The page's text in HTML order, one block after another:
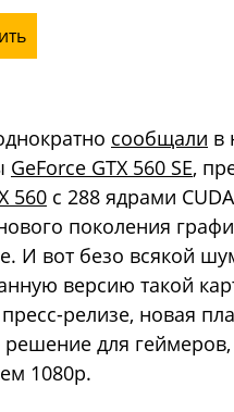
сообщали в
GeForce GTX 560 SE,
560 с 288 ядрами
поколения
И вот безо всякой
версию такой
релизе, новая
для
1080p.